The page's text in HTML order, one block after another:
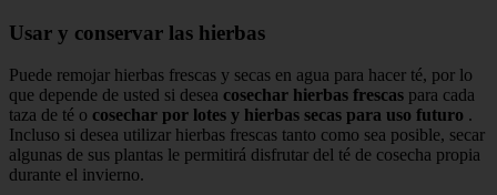
Usar y conservar las hierbas
Puede remojar hierbas frescas y secas en agua para hacer té, por lo
que depende de usted si desea cosechar hierbas frescas para cada
taza de té o cosechar por lotes y hierbas secas para uso futuro .
Incluso si desea utilizar hierbas frescas tanto como sea posible, secar
algunas de sus plantas le permitirá disfrutar del té de cosecha propia
durante el invierno.